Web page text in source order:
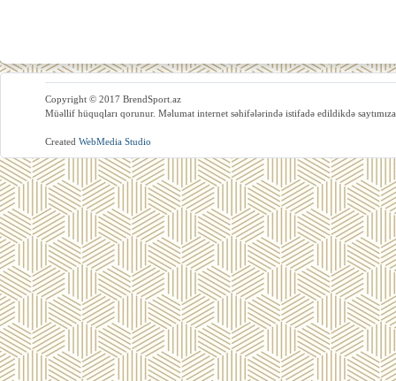
Copyright © 2017 BrendSport.az
Müəllif hüquqları qorunur. Məlumat internet səhifələrində istifadə edildikdə
Created WebMedia Studio